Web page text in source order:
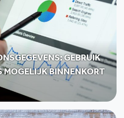
GEBRUIK
MOGELIJK BINNENKORT